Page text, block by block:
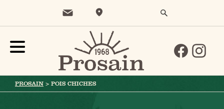
PROSAIN > POIS CHICHES